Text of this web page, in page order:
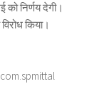
निर्णय देगी।
किया।